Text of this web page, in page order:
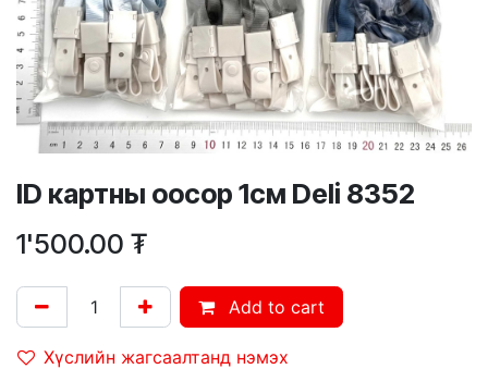
ID картны оосор 1см Deli 8352
1'500.00 ₮
Add to cart
Хүслийн жагсаалтанд нэмэх